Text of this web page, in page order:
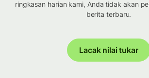
ringkasan harian kami, Anda tidak akan
berita terbaru.
Lacak nilai tukar